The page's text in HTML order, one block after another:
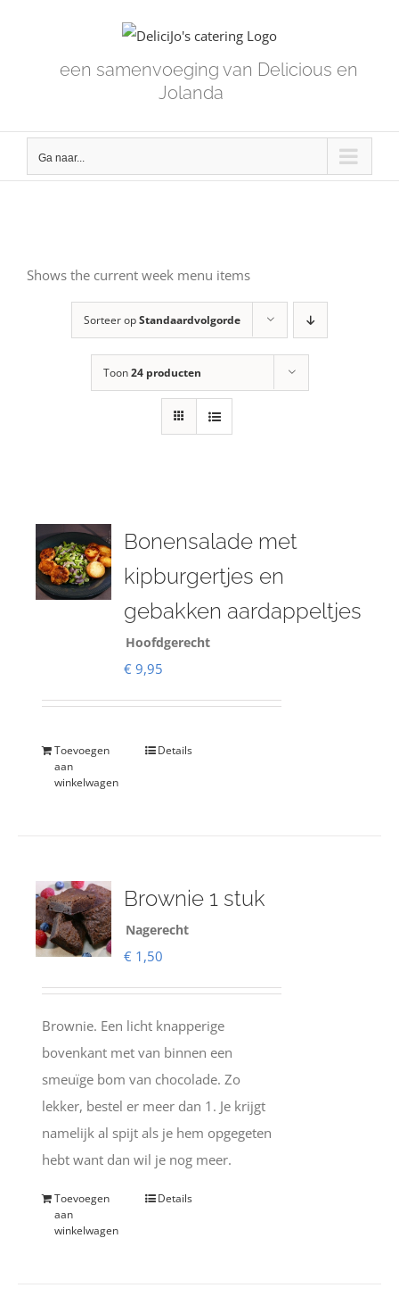
een samenvoeging van Delicious en
Jolanda
Ga naar...
Shows the current week menu items
Sorteer opStandaardvolgorde
Toon24 producten
Bonensalade met
kipburgertjes en
gebakken aardappeltjes
Hoofdgerecht
€ 9,95
Toevoegen
aan
winkelwagen
Details
Brownie 1 stuk
Nagerecht
€ 1,50
Brownie. Een licht knapperige
bovenkant met van binnen een
smeuïge bom van chocolade. Zo
lekker, bestel er meer dan 1. Je krijgt
namelijk al spijt als je hem opgegeten
hebt want dan wil je nog meer.
Toevoegen
aan
winkelwagen
Details